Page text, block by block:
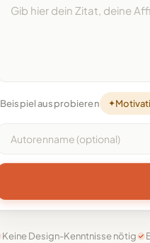
Beispiel ausprobieren ✦
Keine Design-Kenntnisse nötig